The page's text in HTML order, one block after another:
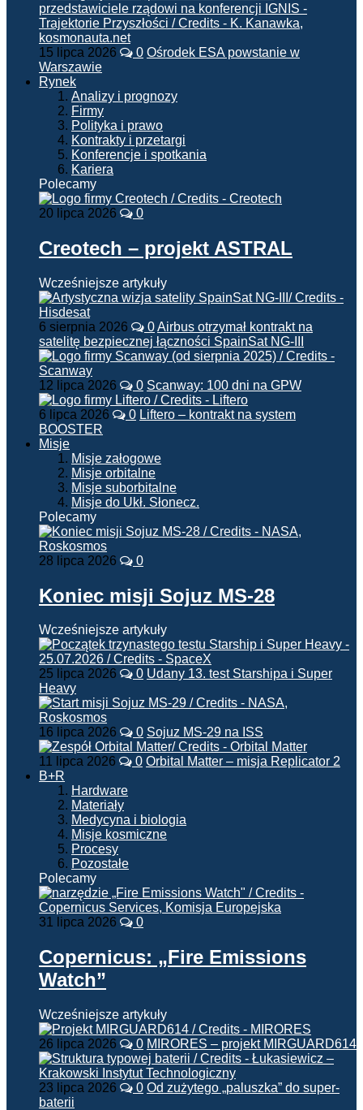
15 lipca 2026 0 Ośrodek ESA powstanie w
Warszawie
Rynek
Analizy i prognozy
Firmy
Polityka i prawo
Kontrakty i przetargi
Konferencje i spotkania
Kariera
Polecamy
20 lipca 2026 0
Creotech – projekt ASTRAL
Wcześniejsze artykuły
6 sierpnia 2026 0Airbus otrzymał kontrakt na
satelitę bezpiecznej łączności SpainSat NG-III
12 lipca 2026 0 Scanway: 100 dni na GPW
6 lipca 2026 0 Liftero – kontrakt na system
BOOSTER
Misje
Misje załogowe
Misje orbitalne
Misje suborbitalne
Misje do Ukł. Słonecz.
Polecamy
28 lipca 2026 0
Koniec misji Sojuz MS-28
Wcześniejsze artykuły
25 lipca 2026 0 Udany 13. test Starshipa i Super
Heavy
16 lipca 2026 0 Sojuz MS-29 na ISS
11 lipca 2026 0 Orbital Matter – misja Replicator 2
B+R
Hardware
Materiały
Medycyna i biologia
Misje kosmiczne
Procesy
Pozostałe
Polecamy
31 lipca 2026 0
Copernicus: „Fire Emissions
Watch”
Wcześniejsze artykuły
26 lipca 2026 0 MIRORES – projekt MIRGUARD614
23 lipca 2026 0 Od zużytego „paluszka” do super-
baterii